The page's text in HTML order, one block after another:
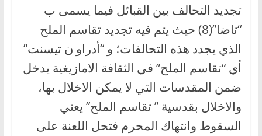
تجديد التحالف بين القبائل فيما يسمى ب
“تاضا”(8) حيث يتم فيه تجديد تقاسم الملح
الذي يجدد هذه التحالفات؛ و “أدراو ن تيسنت”
أي “تقاسم الملح” في الثقافة الامازيغية يدخل
ضمن المقدسات التي لا يمكن الاخلال بها،
والاخلال بقدسية ” تقاسم الملح” يعني
السقوط وانتهاك المحرم فتحل اللعنة على